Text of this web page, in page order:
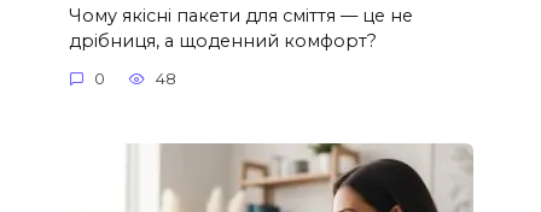
Чому якісні пакети для сміття — це не
дрібниця, а щоденний комфорт?
0 48